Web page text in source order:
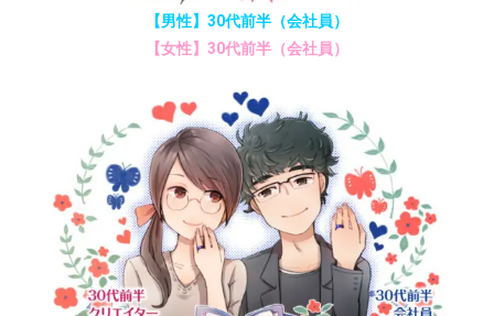
【男性】30代前半（会社員）
【女性】30代前半（会社員）